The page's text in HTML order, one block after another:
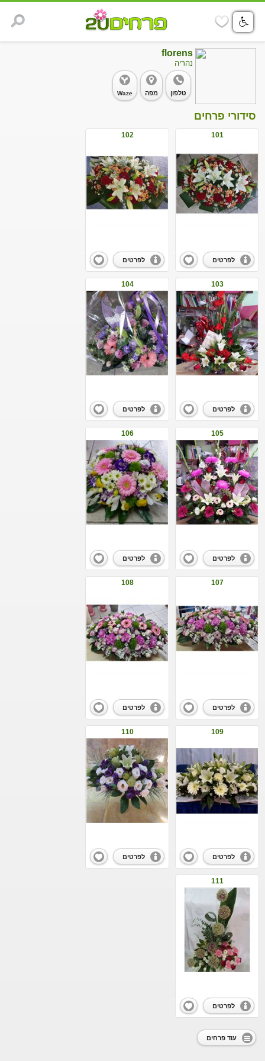
נהריה
Waze מפה טלפון
סידורי פרחים
101
לפרטים
102
לפרטים
103
לפרטים
104
לפרטים
105
לפרטים
106
לפרטים
107
לפרטים
108
לפרטים
109
לפרטים
110
לפרטים
111
לפרטים
עוד פרחים